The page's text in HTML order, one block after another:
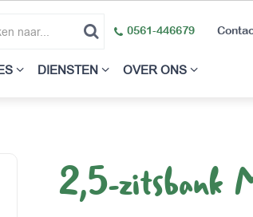
0561-446679
DIENSTEN OVER ONS
2,5-zitsbank